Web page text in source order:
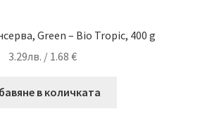
Green – Bio Tropic, 400 g
3.29лв. / 1.68 €
в количката